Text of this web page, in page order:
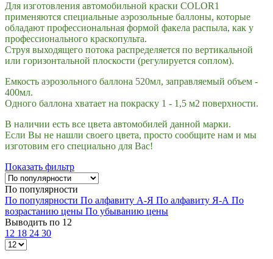
Для изготовления автомобильной краски COLOR1
применяются специальные аэрозольные баллоны, которые
обладают профессиональная формой факела распыла, как у
профессионального краскопульта.
Струя выходящего потока распределяется по вертикальной
или горизонтальной плоскости (регулируется соплом).
Емкость аэрозольного баллона 520мл, заправляемый объем -
400мл.
Одного баллона хватает на покраску 1 - 1,5 м2 поверхности.
В наличии есть все цвета автомобилей данной марки.
Если Вы не нашли своего цвета, просто сообщите нам и мы
изготовим его специально для Вас!
Показать фильтр
По популярности
По популярности По алфавиту А-Я По алфавиту Я-А По
возрастанию цены По убыванию цены
Выводить по 12
12 18 24 30